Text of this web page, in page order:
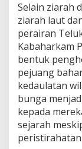
Selain ziarah
ziarah laut
perairan
Kabaharkam
bentuk
pejuang
kedaulatan
bunga
kepada
sejarah